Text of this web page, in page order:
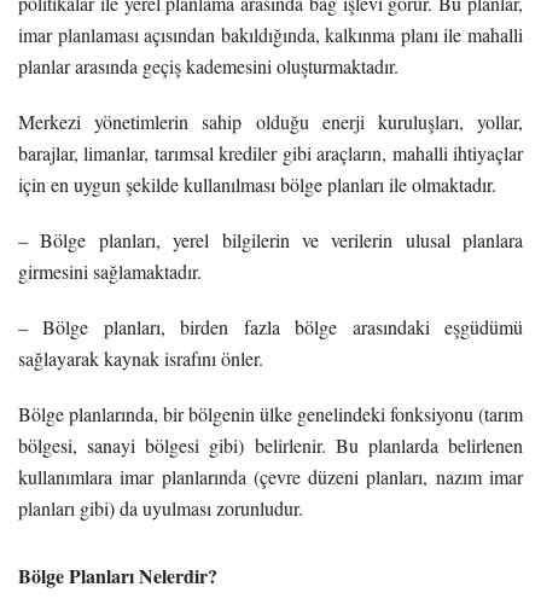
imar planlaması açısından bakıldığında, kalkınma planı ile mahalli
planlar arasında geçiş kademesini oluşturmaktadır.
Merkezi yönetimlerin sahip olduğu enerji kuruluşları, yollar,
barajlar, limanlar, tarımsal krediler gibi araçların, mahalli ihtiyaçlar
için en uygun şekilde kullanılması bölge planları ile olmaktadır.
– Bölge planları, yerel bilgilerin ve verilerin ulusal planlara
girmesini sağlamaktadır.
– Bölge planları, birden fazla bölge arasındaki eşgüdümü
sağlayarak kaynak israfını önler.
Bölge planlarında, bir bölgenin ülke genelindeki fonksiyonu (tarım
bölgesi, sanayi bölgesi gibi) belirlenir. Bu planlarda belirlenen
kullanımlara imar planlarında (çevre düzeni planları, nazım imar
planları gibi) da uyulması zorunludur.
Bölge Planları Nelerdir?